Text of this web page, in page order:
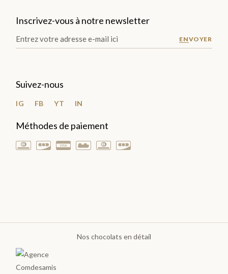
TABLETTES
Lait
Les
Gourmandes
Inscrivez-vous à notre newsletter
ENVOYER
Suivez-nous
IG FB YT IN
Méthodes de paiement
Nos chocolats en détail